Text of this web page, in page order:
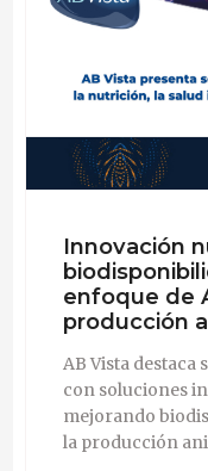
Innovación
enfoque de
producción
AB Vista
con soluciones
mejorando
la producción